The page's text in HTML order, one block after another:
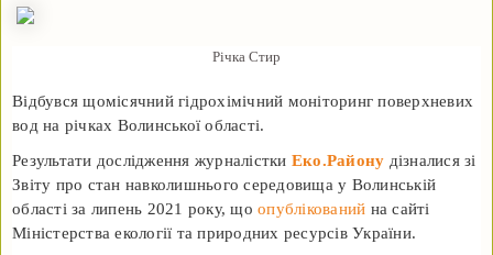
Річка Стир
Відбувся щомісячний гідрохімічний моніторинг поверхневих
вод на річках Волинської області.
Результати дослідження журналістки Еко.Району дізналися зі
Звіту про стан навколишнього середовища у Волинській
області за липень 2021 року, що опублікований на сайті
Міністерства екології та природних ресурсів України.